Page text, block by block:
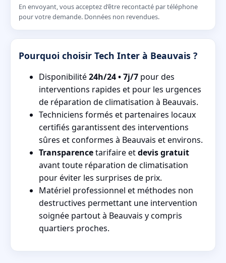
En envoyant, vous acceptez d’être recontacté par téléphone
pour votre demande. Données non revendues.
Pourquoi choisir Tech Inter à Beauvais ?
Disponibilité24h/24 • 7j/7 pour des
interventions rapides et pour les urgences
de réparation de climatisation à Beauvais.
Techniciens formés et partenaires locaux
certifiés garantissent des interventions
sûres et conformes à Beauvais et environs.
Transparencetarifaire etdevis gratuit
avant toute réparation de climatisation
pour éviter les surprises de prix.
Matériel professionnel et méthodes non
destructives permettant une intervention
soignée partout à Beauvais y compris
quartiers proches.